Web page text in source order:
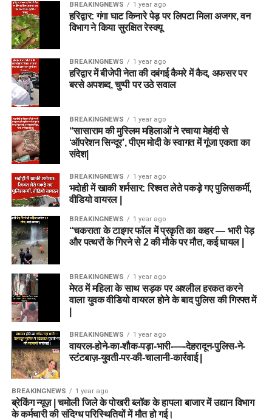
Ben Dwarshuis
Fantasy Tips for BPH vs SUL
Dream11 Team Today Match 24
टीम में कम से कम दो तेज गेंदबाज जरूर रखें।
Mitchell Marsh को कप्तान बनाना सुरक्षित विकल्प हो सकता
है।
Grand League में Usman Tariq शानदार Differential
Pick साबित हो सकते हैं।
Ryan Rickelton शानदार फॉर्म में हैं, इसलिए उन्हें टीम से बाहर न
रखें।
Joe Clarke Powerplay में तेजी से रन बना सकते हैं।
यदि पिच पर अतिरिक्त बाउंस मिले तो Nathan Ellis और Ben
Dwarshuis अधिक विकेट ले सकते हैं।
मैच प्रेडिक्शन
हालिया प्रदर्शन को देखते हुएSunrisers Leedsइस मुकाबले में थोड़ी
मजबूत नजर आ रही है। टीम के पास Mitchell Marsh, Ryan
मौजूद हैं।
BREAKINGNEWS 1 year ago
हरिद्वार: गंगा घाट किनारे पेड़ पर लिपटा मिला अजगर, वन
विभाग ने किया सुरक्षित रेस्क्यू
BREAKINGNEWS 1 year ago
हरिद्वार में बीजेपी नेता की दबंगई कैमरे में कैद, अफसर पर
बरसे अपशब्द, चुप्पी पर उठे सवाल
BREAKINGNEWS 1 year ago
“सासाराम की मुस्लिम महिलाओं ने रचाया मेहंदी से
‘ऑपरेशन सिन्दूर’, पीएम मोदी के स्वागत में गूंजा एकता का
संदेश|
BREAKINGNEWS 1 year ago
भदोही में खाकी शर्मसार: रिश्वत लेते पकड़े गए पुलिसकर्मी,
वीडियो वायरल |
BREAKINGNEWS 1 year ago
“चकराता के टाइगर फॉल में प्रकृति का कहर — भारी पेड़
और पत्थरों के गिरने से 2 की मौके पर मौत, कई घायल |
BREAKINGNEWS 1 year ago
मेरठ में महिला के साथ सड़क पर अश्लील हरकत करने
वाला युवक वीडियो वायरल होने के बाद पुलिस की गिरफ्त में
BREAKINGNEWS 1 year ago
वायरल-होने-का-शौक-पड़ा-भारी-—-देहरादून-पुलिस-ने-
स्टंटबाज़-युवती-पर-की-चालानी-कार्रवाई |
BREAKINGNEWS 1 year ago
ब्रेकिंग न्यूज़ | चमोली जिले के पोखरी ब्लॉक के हापला बाजार में उद्यान विभाग
के कर्मचारी की संदिग्ध परिस्थितियों में मौत हो गई।